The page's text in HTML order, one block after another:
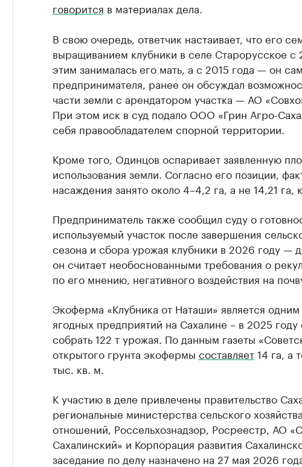
говорится в материалах дела.
В свою очередь, ответчик настаивает, что его
выращиванием клубники в селе Старорусское с
этим занималась его мать, а с 2015 года — он
предпринимателя, ранее он обсуждал
части земли с арендатором участка — АО
При этом иск в суд подало ООО «Грин Агро-
себя правообладателем спорной территории.
Кроме того, Одинцов оспаривает заявленную
использования земли. Согласно его позиции,
насаждения занято около 4–4,2 га, а не 14,21 га,
Предприниматель также сообщил суду о
используемый участок после завершения
сезона и сбора урожая клубники в 2026 году —
он считает необоснованными требования о
по его мнению, негативного воздействия на
Экоферма «Клубника от Наташи» является
ягодных предприятий на Сахалине – в 2025
собрать 122 т урожая. По данным газеты
открытого грунта экофермы составляет14 га, а
тыс. кв. м.
К участию в деле привлечены правительство
региональные министерства сельского
отношений, Россельхознадзор, Росреестр, АО
Сахалинский» и Корпорация развития
заседание по делу назначено на 27 мая 2026